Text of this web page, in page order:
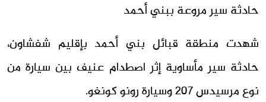
حادثة سير مروعة ببني أحمد
شهدت منطقة قبائل بني أحمد بإقليم شفشاون،
حادثة سير مأساوية إثر اصطدام عنيف بين سيارة من
نوع مرسيدس 207 وسيارة رونو كونغو.